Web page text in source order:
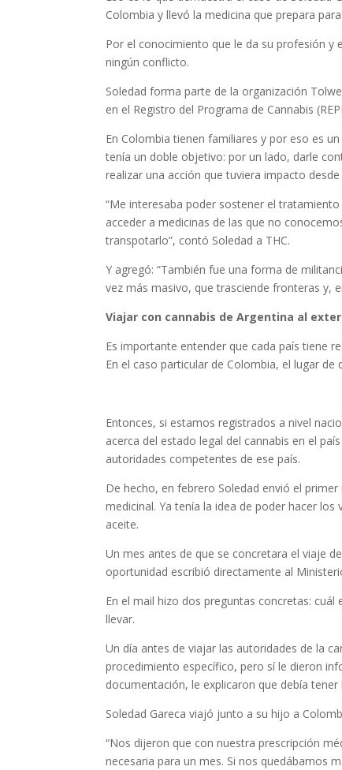
Colombia y llevó la medicina que prepara
Por el conocimiento que le da su profesión y
ningún conflicto.
Soledad forma parte de la organización
en el Registro del Programa de Cannabis
En Colombia tienen familiares y por eso es
tenía un doble objetivo: por un lado, darle
realizar una acción que tuviera impacto
“Me interesaba poder sostener el
acceder a medicinas de las que no
transpotarlo”, contó Soledad a THC.
Y agregó: “También fue una forma de
vez más masivo, que trasciende fronteras y,
Viajar con cannabis de Argentina al
Es importante entender que cada país tiene
En el caso particular de Colombia, el lugar
Entonces, si estamos registrados a nivel
acerca del estado legal del cannabis en el
autoridades competentes de ese país.
De hecho, en febrero Soledad envió el
medicinal. Ya tenía la idea de poder hacer
aceite.
Un mes antes de que se concretara el viaje
oportunidad escribió directamente al
En el mail hizo dos preguntas concretas:
llevar.
Un día antes de viajar las autoridades de la
procedimiento específico, pero sí le dieron
documentación, le explicaron que debía
Soledad Gareca viajó junto a su hijo a
“Nos dijeron que con nuestra prescripción
necesaria para un mes. Si nos quedábamos